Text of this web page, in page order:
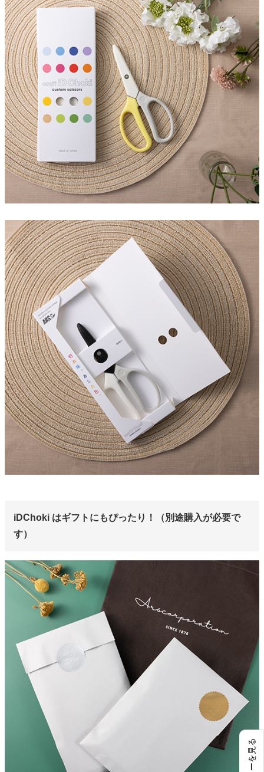
iDChoki はギフトにもぴったり！（別途購入が必要で
す）